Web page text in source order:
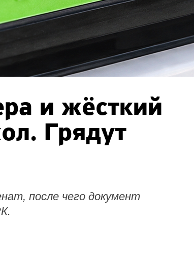
и жёсткий
Грядут
после чего документ